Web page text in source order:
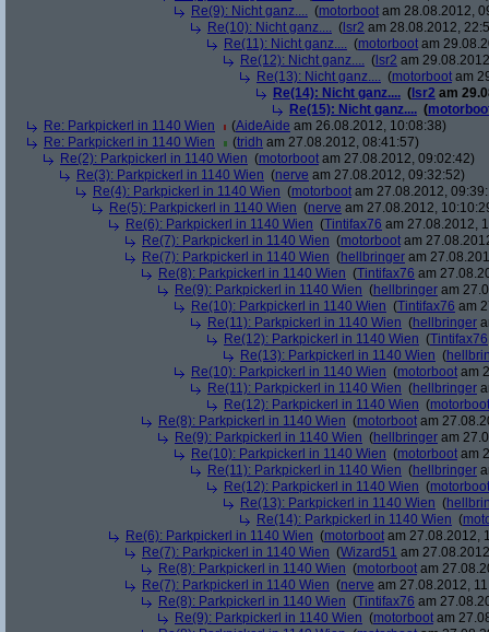
Re(9): Nicht ganz.... (motorboot am 28.08.2012,
Re(10): Nicht ganz.... ( lsr2 am 28.08.2012,
Re(11): Nicht ganz.... (motorboot am
Re(12): Nicht ganz.... ( lsr2 am
Re(13): Nicht ganz.... (motorboot am
Re(14): Nicht ganz.... ( lsr2 am
Re(15): Nicht ganz.... (
Re: Parkpickerl in 1140 Wien
(AideAide am 26.08.2012, 10:08:38)
Re: Parkpickerl in 1140 Wien
(tridh am 27.08.2012, 08:41:57)
Re(2): Parkpickerl in 1140 Wien (motorboot am 27.08.2012, 09:02:42)
Re(3): Parkpickerl in 1140 Wien (nerve am 27.08.2012, 09:32:52)
Re(4): Parkpickerl in 1140 Wien (motorboot am 27.08.2012,
Re(5): Parkpickerl in 1140 Wien (nerve am 27.08.2012,
Re(6): Parkpickerl in 1140 Wien (Tintifax76 am 27.08.2012,
Re(7): Parkpickerl in 1140 Wien (motorboot am
Re(7): Parkpickerl in 1140 Wien (hellbringer am
Re(8): Parkpickerl in 1140 Wien (Tintifax76 am
Re(9): Parkpickerl in 1140 Wien (hellbringer am
Re(10): Parkpickerl in 1140 Wien (Tintifax76 am
Re(11): Parkpickerl in 1140 Wien (hellbringer
Re(12): Parkpickerl in 1140 Wien (Tintifax76
Re(13): Parkpickerl in 1140 Wien (
Re(10): Parkpickerl in 1140 Wien (motorboot am
Re(11): Parkpickerl in 1140 Wien (hellbringer
Re(12): Parkpickerl in 1140 Wien (motorboot
Re(8): Parkpickerl in 1140 Wien (motorboot am
Re(9): Parkpickerl in 1140 Wien (hellbringer am
Re(10): Parkpickerl in 1140 Wien (motorboot am
Re(11): Parkpickerl in 1140 Wien (hellbringer
Re(12): Parkpickerl in 1140 Wien (motorboot
Re(13): Parkpickerl in 1140 Wien (
Re(14): Parkpickerl in 1140 Wien (
Re(6): Parkpickerl in 1140 Wien (motorboot am 27.08.2012,
Re(7): Parkpickerl in 1140 Wien (Wizard51 am
Re(8): Parkpickerl in 1140 Wien (motorboot am
Re(7): Parkpickerl in 1140 Wien (nerve am 27.08.2012,
Re(8): Parkpickerl in 1140 Wien (Tintifax76 am
Re(9): Parkpickerl in 1140 Wien (motorboot am